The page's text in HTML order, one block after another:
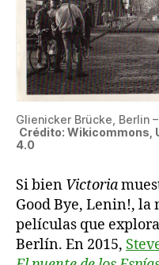
Glienicker Brücke, Berlin
Crédito: Wikicommons,
4.0
Si bien Victoria
Good Bye, Lenin!, la
películas que
Berlín. En 2015,